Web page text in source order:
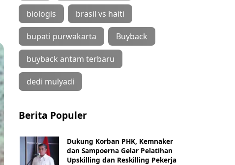
biologis brasil vs haiti
bupati purwakarta Buyback
buyback antam terbaru
dedi mulyadi
Berita Populer
Dukung Korban PHK, Kemnaker
dan Sampoerna Gelar Pelatihan
Upskilling dan Reskilling Pekerja